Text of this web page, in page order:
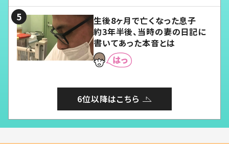
生後8ヶ月で亡くなった息子
約3年半後、当時の妻の日記に
書いてあった本音とは
6位以降はこちら